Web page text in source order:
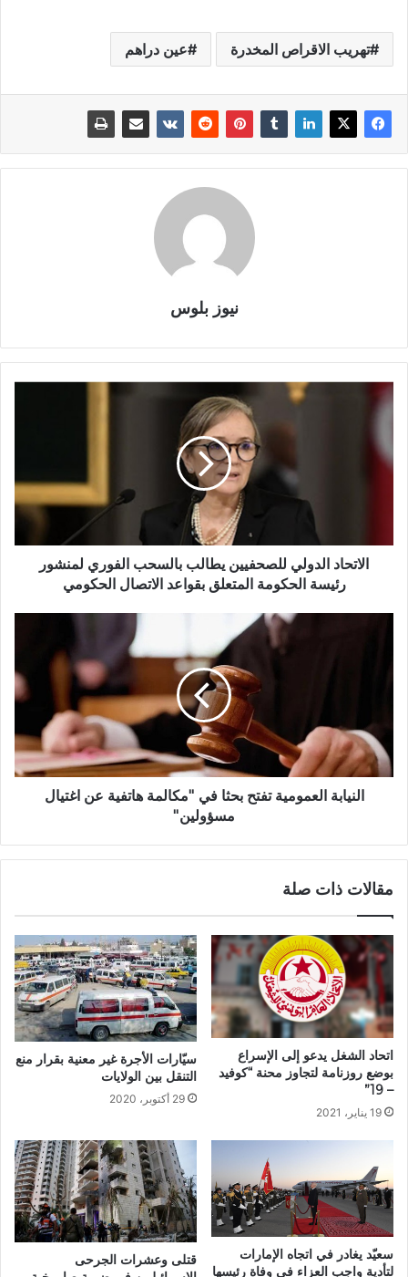
تهريب الاقراص المخدرة عين دراهم
نيوز بلوس
الاتحاد الدولي للصحفيين يطالب بالسحب الفوري لمنشور
رئيسة الحكومة المتعلق بقواعد الاتصال الحكومي
النيابة العمومية تفتح بحثا في ''مكالمة هاتفية عن اغتيال
مسؤولين''
مقالات ذات صلة
اتحاد الشغل يدعو إلى الإسراع
بوضع روزنامة لتجاوز محنة “كوفيد
– 19”
19 يناير، 2021
سيّارات الأجرة غير معنية بقرار منع
التنقل بين الولايات
29 أكتوبر، 2020
سعيّد يغادر في اتجاه الإمارات
لتأدية واجب العزاء في وفاة رئيسها
قتلى وعشرات الجرحى